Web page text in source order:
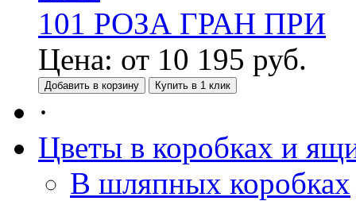
101 РОЗА ГРАН ПРИ
Цена: от 10 195 руб.
Добавить в корзину Купить в 1 клик
·
Цветы в коробках и
В шляпных коробках